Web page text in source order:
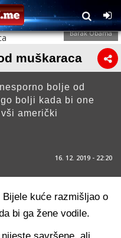
Barak Obama
muškaraca
bolje od
bolji kada bi one
američki
16. 12. 2019 - 22:20
kuće razmišljao o
bi ga žene vodile.
savršene, ali